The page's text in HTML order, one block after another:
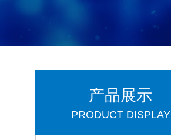
产品展示
PRODUCT DISPLAY